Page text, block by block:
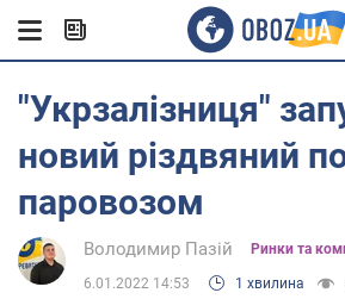
"Укрзалізниця"
новий різдвяний
паровозом
Володимир Пазій Ринки та
6.01.2022 14:53 1 хвилина